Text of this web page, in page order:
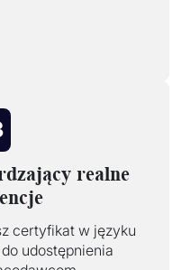
realne
certyfikat w języku
udostępnienia